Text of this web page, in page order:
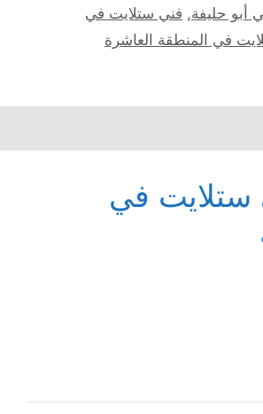
أبو حليفة, فني ستلايت في
في المنطقة العاشرة
ستلايت في